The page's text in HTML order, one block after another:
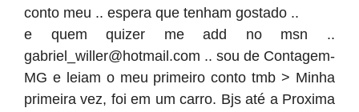
conto meu .. espera que tenham gostado ..
e quem quizer me add no msn ..
gabriel_willer@hotmail.com .. sou de Contagem-
MG e leiam o meu primeiro conto tmb > Minha
primeira vez, foi em um carro. Bjs até a Proxima